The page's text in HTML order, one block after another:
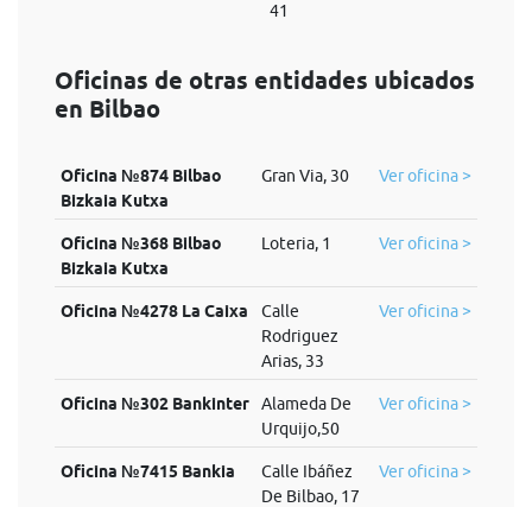
41
Oficinas de otras entidades ubicados
en Bilbao
Oficina №874 Bilbao
Bizkaia Kutxa
Gran Via, 30 Ver oficina >
Oficina №368 Bilbao
Bizkaia Kutxa
Loteria, 1 Ver oficina >
Oficina №4278 La Caixa
Calle
Rodriguez
Arias, 33
Ver oficina >
Oficina №302 Bankinter
Alameda De
Urquijo,50
Ver oficina >
Oficina №7415 Bankia
Calle Ibáñez
De Bilbao, 17
Ver oficina >